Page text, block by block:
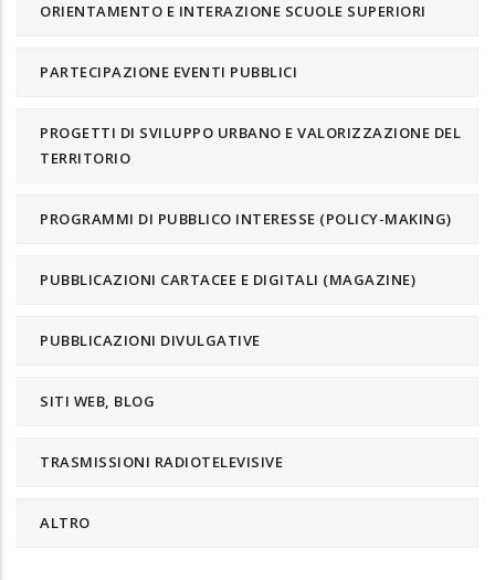
ORIENTAMENTO E INTERAZIONE SCUOLE SUPERIORI
PARTECIPAZIONE EVENTI PUBBLICI
PROGETTI DI SVILUPPO URBANO E VALORIZZAZIONE DEL
TERRITORIO
PROGRAMMI DI PUBBLICO INTERESSE (POLICY-MAKING)
PUBBLICAZIONI CARTACEE E DIGITALI (MAGAZINE)
PUBBLICAZIONI DIVULGATIVE
SITI WEB, BLOG
TRASMISSIONI RADIOTELEVISIVE
ALTRO